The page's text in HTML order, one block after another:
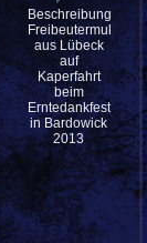
Beschreibung:
Freibeutermukke
aus Lübeck
auf
Kaperfahrt
beim
Erntedankfest
in Bardowick
2013